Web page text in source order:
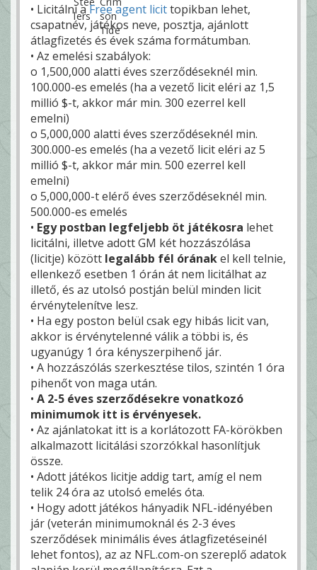
• Licitálni aFree agent licittopikban lehet,
csapatnév, játékos neve, posztja, ajánlott
átlagfizetés és évek száma formátumban.
• Az emelési szabályok:
o 1,500,000 alatti éves szerződéseknél min.
100.000-es emelés (ha a vezető licit eléri az 1,5
millió $-t, akkor már min. 300 ezerrel kell
emelni)
o 5,000,000 alatti éves szerződéseknél min.
300.000-es emelés (ha a vezető licit eléri az 5
millió $-t, akkor már min. 500 ezerrel kell
emelni)
o 5,000,000-t elérő éves szerződéseknél min.
500.000-es emelés
• Egy postban legfeljebb öt játékosra lehet
licitálni, illetve adott GM két hozzászólása
(licitje) között legalább fél óránakel kell telnie,
ellenkező esetben 1 órán át nem licitálhat az
illető, és az utolsó postján belül minden licit
érvénytelenítve lesz.
• Ha egy poston belül csak egy hibás licit van,
akkor is érvénytelenné válik a többi is, és
ugyanúgy 1 óra kényszerpihenő jár.
• A hozzászólás szerkesztése tilos, szintén 1 óra
pihenőt von maga után.
• A 2-5 éves szerződésekre vonatkozó
minimumok itt is érvényesek.
• Az ajánlatokat itt is a korlátozott FA-körökben
alkalmazott licitálási szorzókkal hasonlítjuk
össze.
• Adott játékos licitje addig tart, amíg el nem
telik 24 óra az utolsó emelés óta.
• Hogy adott játékos hányadik NFL-idényében
jár (veterán minimumoknál és 2-3 éves
szerződések minimális éves átlagfizetéseinél
lehet fontos), az az NFL.com-on szereplő adatok